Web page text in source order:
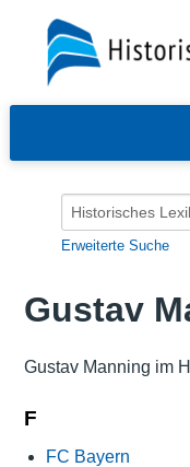
Erweiterte Suche
Gustav
Gustav Manning im
F
FC Bayern